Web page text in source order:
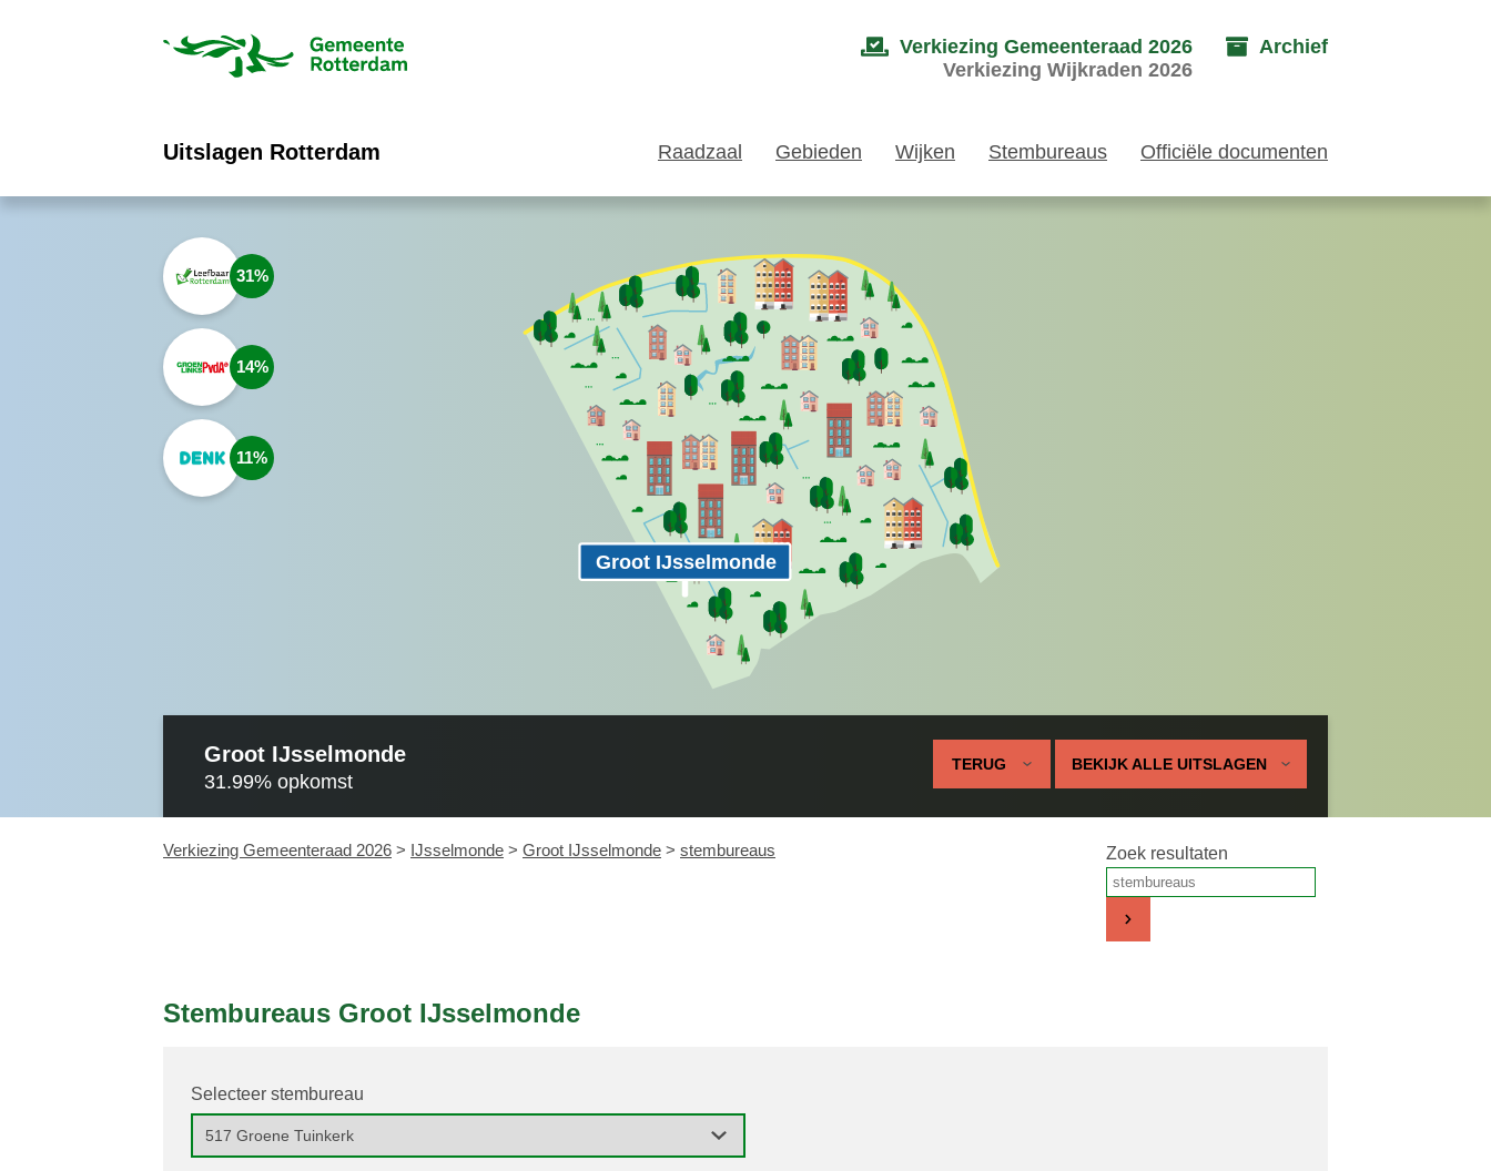
Verkiezing Gemeenteraad 2026
Verkiezing Wijkraden 2026
Archief
Uitslagen Rotterdam Raadzaal Gebieden Wijken Stembureaus Officiële documenten
Groot IJsselmonde
31
14
11
Groot IJsselmonde
31.99% opkomst
TERUG BEKIJK ALLE UITSLAGEN
Verkiezing Gemeenteraad 2026 > IJsselmonde > Groot IJsselmonde > stembureaus Zoek resultaten
Stembureaus Groot IJsselmonde
Selecteer stembureau